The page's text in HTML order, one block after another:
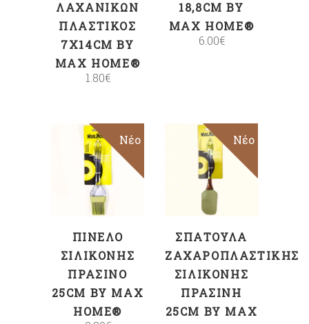
ΛΑΧΑΝΙΚΏΝ
ΠΛΑΣΤΙΚΌΣ
7X14CM BY
MAX HOME®
1.80€
18,8CM BY
MAX HOME®
6.00€
Νέο
ΠΡΟΣΘΉΚΗ
ΣΤΟ ΚΑΛΆΘΙ
ΠΙΝΈΛΟ
ΣΙΛΙΚΌΝΗΣ
ΠΡΆΣΙΝΟ
25CM BY MAX
HOME®
Νέο
ΠΡΟΣΘΉΚΗ
ΣΤΟ ΚΑΛΆΘΙ
ΣΠΆΤΟΥΛΑ
ΖΑΧΑΡΟΠΛΑΣΤΙΚΉΣ
ΣΙΛΙΚΌΝΗΣ
ΠΡΆΣΙΝΗ
25CM BY MAX